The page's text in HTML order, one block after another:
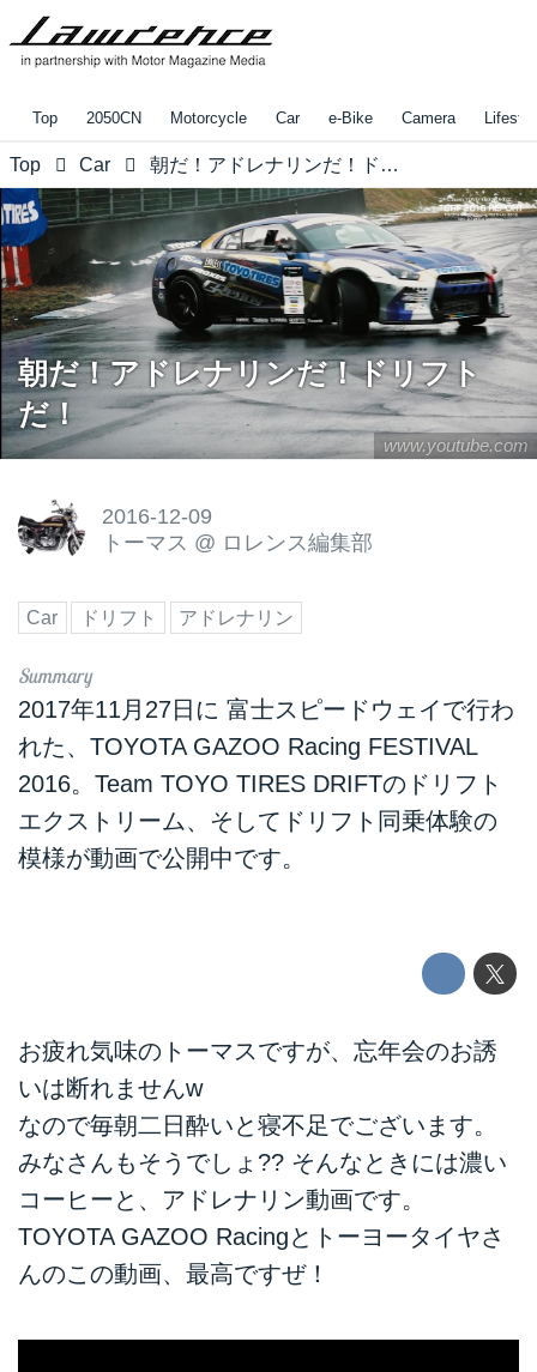
Top 2050CN Motorcycle Car e-Bike Camera
Top Car 朝だ！アドレナリンだ！ドリフトだ！
www.youtube.com
朝だ！アドレナリンだ！ドリフト
だ！
2016-12-09
トーマス @ ロレンス編集部
Car ドリフト アドレナリン
2017年11月27日に 富士スピードウェイで行わ
れた、TOYOTA GAZOO Racing FESTIVAL
2016。Team TOYO TIRES DRIFTのドリフト
エクストリーム、そしてドリフト同乗体験の
模様が動画で公開中です。
お疲れ気味のトーマスですが、忘年会のお誘
いは断れませんw
なので毎朝二日酔いと寝不足でございます。
みなさんもそうでしょ?? そんなときには濃い
コーヒーと、アドレナリン動画です。
TOYOTA GAZOO Racingとトーヨータイヤさ
んのこの動画、最高ですぜ！